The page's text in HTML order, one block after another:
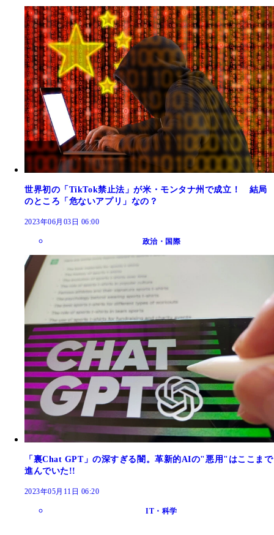
世界初の「TikTok禁止法」が米・モンタナ州で成立！ 結局
のところ「危ないアプリ」なの？
2023年06月03日 06:00
政治・国際
「裏Chat GPT」の深すぎる闇。革新的AIの"悪用"はここまで
進んでいた!!
2023年05月11日 06:20
IT・科学